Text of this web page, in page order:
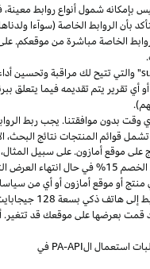
بإمكانه شمول أنواع روابط معينة،
بأن الروابط الخاصة (سوآءا
الخاصة مباشرة من موقعكم.
" والتي تتيح لك مراقبة وتحسين
تقرير يتم تقديمه فيما
وقت بدون موافقتنا. يجب ربط
قوائم المنتجات نتائج البحث،
على موقع أمازون. على سبيل المثال،
موقع أمازون.
منتجأو موقعأمازونأوأي من
إلىهاتفذكي بسعة
قمت بعرضها على موقعك قد
استعمال ال PA-API
في